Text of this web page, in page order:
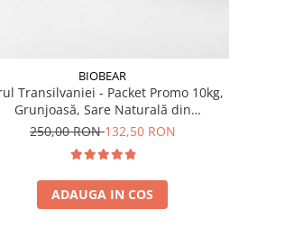
BIOBEAR
Transilvaniei - Packet Promo 10kg,
Grunjoasă, Sare Naturală din
Transilvania, Neiodată, Fără
250,00 RON132,50 RON
ADAUGA IN COS